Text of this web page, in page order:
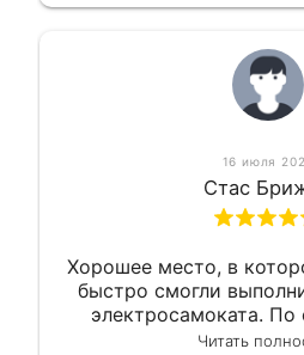
16 июля
Стас
Хорошее место, в
быстро смогли
электросамоката.
вышло вообщеЧитать